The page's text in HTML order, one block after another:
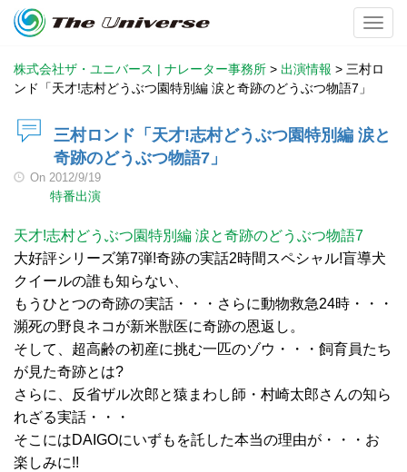
株式会社ザ・ユニバース | ナレーター事務所 > 出演情報 > 三村ロ
ンド「天才!志村どうぶつ園特別編 涙と奇跡のどうぶつ物語7」
三村ロンド「天才!志村どうぶつ園特別編 涙と
奇跡のどうぶつ物語7」
On 2012/9/19
特番出演
天才!志村どうぶつ園特別編 涙と奇跡のどうぶつ物語7
大好評シリーズ第7弾!奇跡の実話2時間スペシャル!盲導犬
クイールの誰も知らない、
もうひとつの奇跡の実話・・・さらに動物救急24時・・・
瀕死の野良ネコが新米獣医に奇跡の恩返し。
そして、超高齢の初産に挑む一匹のゾウ・・・飼育員たち
が見た奇跡とは?
さらに、反省ザル次郎と猿まわし師・村崎太郎さんの知ら
れざる実話・・・
そこにはDAIGOにいずもを託した本当の理由が・・・お
楽しみに!!